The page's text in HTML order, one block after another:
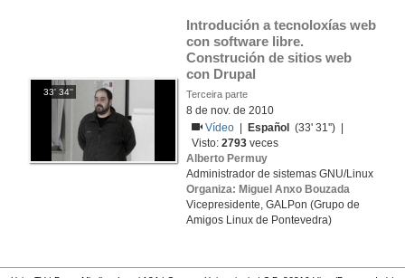
33' 34''
Introdución a tecnoloxías web
con software libre.
Construción de sitios web
con Drupal
Terceira parte
8 de nov. de 2010
Vídeo
Español
(33' 31'') |
Visto:2793 veces
Alberto Permuy
Administrador de sistemas GNU/Linux
Organiza: Miguel Anxo Bouzada
Vicepresidente, GALPon (Grupo de
Amigos Linux de Pontevedra)